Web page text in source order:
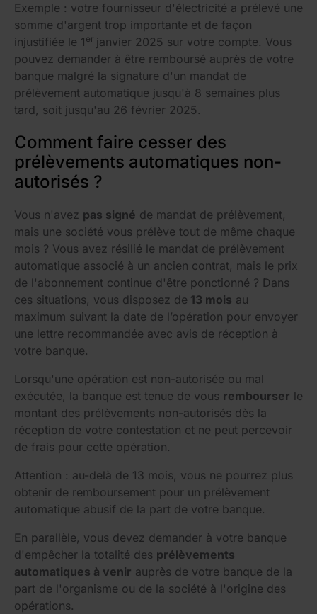
Exemple : votre fournisseur d'électricité a prélevé une
somme d'argent trop importante et de façon
injustifiée le 1 er janvier 2025 sur votre compte. Vous
pouvez demander à être remboursé auprès de votre
banque malgré la signature d'un mandat de
prélèvement automatique jusqu'à 8 semaines plus
tard, soit jusqu'au 26 février 2025.
Comment faire cesser des
prélèvements automatiques non-
autorisés ?
Vous n'avez pas signé de mandat de prélèvement,
mais une société vous prélève tout de même chaque
mois ? Vous avez résilié le mandat de prélèvement
automatique associé à un ancien contrat, mais le prix
de l'abonnement continue d'être ponctionné ? Dans
ces situations, vous disposez de 13 mois au
maximum suivant la date de l’opération pour envoyer
une lettre recommandée avec avis de réception à
votre banque.
Lorsqu'une opération est non-autorisée ou mal
exécutée, la banque est tenue de vous rembourser le
montant des prélèvements non-autorisés dès la
réception de votre contestation et ne peut percevoir
de frais pour cette opération.
Attention : au-delà de 13 mois, vous ne pourrez plus
obtenir de remboursement pour un prélèvement
automatique abusif de la part de votre banque.
En parallèle, vous devez demander à votre banque
d'empêcher la totalité des prélèvements
automatiques à venir auprès de votre banque de la
part de l'organisme ou de la société à l'origine des
opérations.